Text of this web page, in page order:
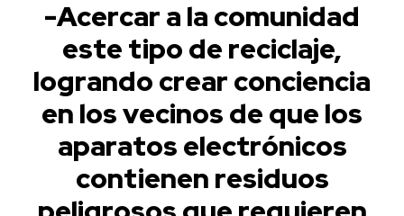
-Acercar a la comunidad
este tipo de reciclaje,
logrando crear conciencia
en los vecinos de que los
aparatos electrónicos
contienen residuos